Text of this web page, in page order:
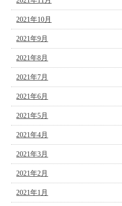
2021年10月
2021年9月
2021年8月
2021年7月
2021年6月
2021年5月
2021年4月
2021年3月
2021年2月
2021年1月